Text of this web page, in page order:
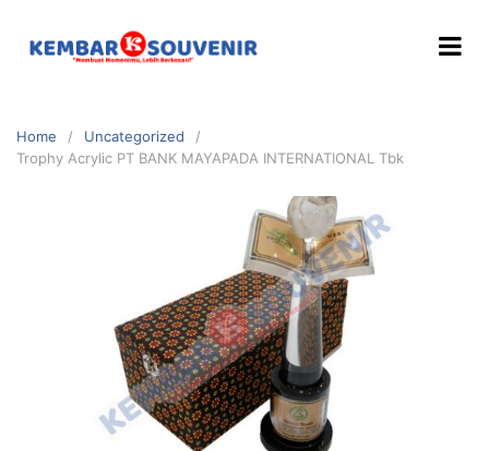
Home
Uncategorized
Trophy Acrylic PT BANK MAYAPADA INTERNATIONAL Tbk